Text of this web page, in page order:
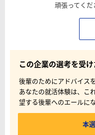
頑張ってくだ
この企業の選考を受
後輩のためにアドバイス
あなたの就活体験は、こ
望する後輩へのエールに
本